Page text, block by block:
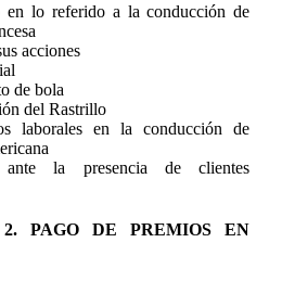
en lo referido a la conducción de
acciones
de bola
del Rastrillo
laborales en la conducción de
ante la presencia de clientes
PAGO DE PREMIOS EN